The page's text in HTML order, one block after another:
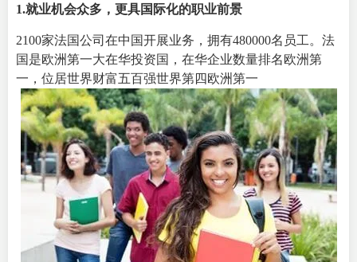
1.就业机会众多，更具国际化的职业前景
2100家法国公司在中国开展业务，拥有480000名员工。法
国是欧洲第一大在华投资国，在华企业数量排名欧洲第
一，位居世界财富五百强世界第四欧洲第一